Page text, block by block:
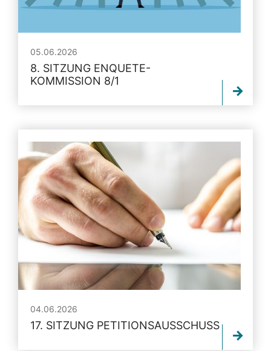
05.06.2026
8. SITZUNG ENQUETE-
KOMMISSION 8/1
04.06.2026
17. SITZUNG PETITIONSAUSSCHUSS